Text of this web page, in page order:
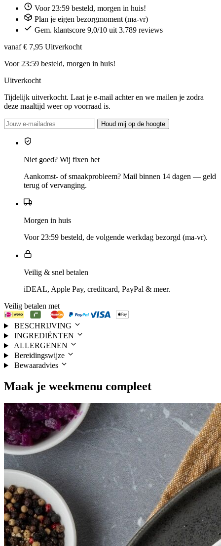
Voor 23:59 besteld, morgen in huis!
Plan je eigen bezorgmoment (ma-vr)
Gem. klantscore 9,0/10 uit 3.789 reviews
vanaf € 7,95 Uitverkocht
Voor 23:59 besteld, morgen in huis!
Uitverkocht
Tijdelijk uitverkocht. Laat je e-mail achter en we mailen je zodra
deze maaltijd weer op voorraad is.
Houd mij op de hoogte
Niet goed? Wij fixen het
Aankomst- of smaakprobleem? Mail binnen 14 dagen — geld
terug of vervanging.
Morgen in huis
Voor 23:59 besteld, de volgende werkdag bezorgd (ma-vr).
Veilig & snel betalen
iDEAL, Apple Pay, creditcard, PayPal & meer.
Veilig betalen met
BESCHRIJVING
INGREDIËNTEN
ALLERGENEN
Bereidingswijze
Bewaaradvies
Maak je weekmenu compleet